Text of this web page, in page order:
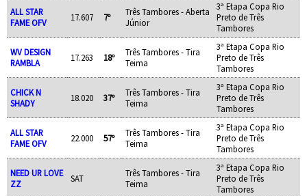
ALL STAR
FAME OFV
17.607 7º
Três Tambores - Aberta
Júnior
3ª Etapa Copa Rio
Preto de Três
Tambores
WV DESIGN
RAMBLA
17.263 18º
Três Tambores - Tira
Teima
3ª Etapa Copa Rio
Preto de Três
Tambores
CHICK N
SHADY
18.020 37º
Três Tambores - Tira
Teima
3ª Etapa Copa Rio
Preto de Três
Tambores
ALL STAR
FAME OFV
22.000 57º
Três Tambores - Tira
Teima
3ª Etapa Copa Rio
Preto de Três
Tambores
NEED UR LOVE
ZZ
SAT
Três Tambores - Tira
Teima
3ª Etapa Copa Rio
Preto de Três
Tambores